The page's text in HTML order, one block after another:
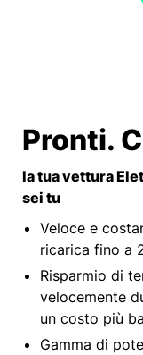
Pronti.
la tua vettura
sei tu
Veloce e
ricarica fino a
Risparmio di
velocemente
un costo più
Gamma di